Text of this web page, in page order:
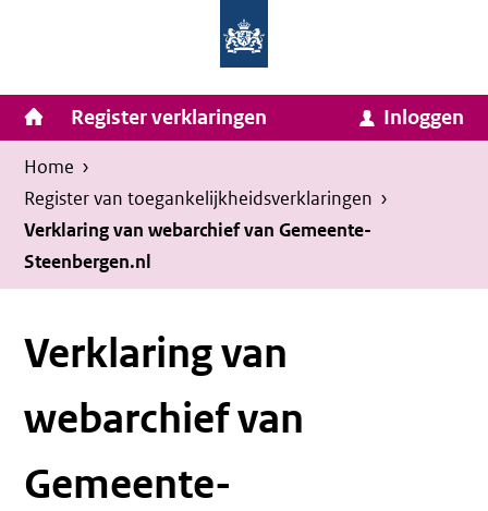
inhoud
van
Zaken
en
Homepage
van
Invulassistent
Toegankelijkheidsverklaring
Toegankelijkheidsverklaring
Hoofdnavigatie
Register verklaringen Inloggen
Kruimelpad
U
bevindt
zich
hier:
Home ›
Register van toegankelijkheids­verklaringen ›
Verklaring van webarchief van Gemeente-
Steenbergen.nl
Verklaring van
webarchief van
Gemeente-